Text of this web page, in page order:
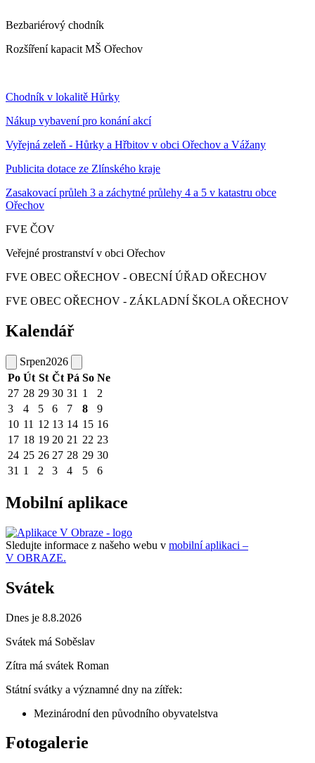
Bezbariérový chodník
Rozšíření kapacit MŠ Ořechov
Chodník v lokalitě Hůrky
Nákup vybavení pro konání akcí
Vyřejná zeleň - Hůrky a Hřbitov v obci Ořechov a Vážany
Publicita dotace ze Zlínského kraje
Zasakovací průleh 3 a záchytné průlehy 4 a 5 v katastru obce
Ořechov
FVE ČOV
Veřejné prostranství v obci Ořechov
FVE OBEC OŘECHOV - OBECNÍ ÚŘAD OŘECHOV
FVE OBEC OŘECHOV - ZÁKLADNÍ ŠKOLA OŘECHOV
Kalendář
Srpen2026
Po Út St Čt Pá So Ne
27 28 29 30 31 1
2
3
4 5 6 7 8
9
10 11 12 13 14 15 16
17 18 19 20 21 22 23
24 25 26 27 28 29 30
31 1 2 3 4 5 6
Mobilní aplikace
Sledujte informace z našeho webu v mobilní aplikaci –
V OBRAZE.
Svátek
Dnes je 8.8.2026
Svátek má Soběslav
Zítra má svátek Roman
Státní svátky a významné dny na zítřek:
Mezinárodní den původního obyvatelstva
Fotogalerie